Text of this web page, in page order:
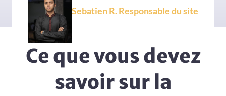
Sebatien R. Responsable du site
Ce que vous devez
savoir sur la